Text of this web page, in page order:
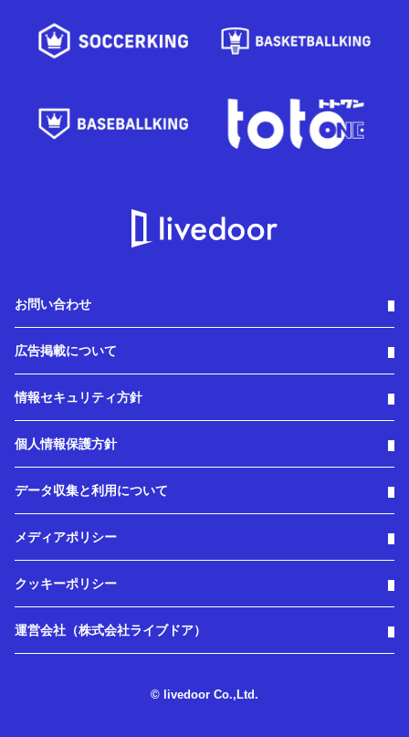
お問い合わせ
広告掲載について
情報セキュリティ方針
個人情報保護方針
データ収集と利用について
メディアポリシー
クッキーポリシー
運営会社（株式会社ライブドア）
© livedoor Co.,Ltd.